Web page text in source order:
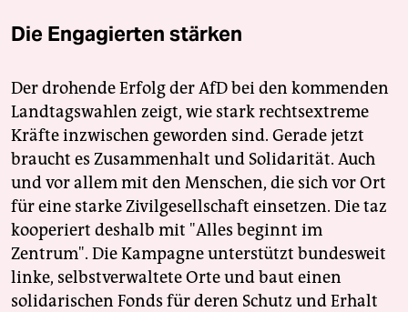
Die Engagierten stärken
Der drohende Erfolg der AfD bei den kommenden
Landtagswahlen zeigt, wie stark rechtsextreme
Kräfte inzwischen geworden sind. Gerade jetzt
braucht es Zusammenhalt und Solidarität. Auch
und vor allem mit den Menschen, die sich vor Ort
für eine starke Zivilgesellschaft einsetzen. Die taz
kooperiert deshalb mit "Alles beginnt im
Zentrum". Die Kampagne unterstützt bundesweit
linke, selbstverwaltete Orte und baut einen
solidarischen Fonds für deren Schutz und Erhalt